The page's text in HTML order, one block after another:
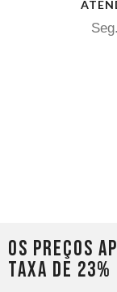
Os preços
taxa de 23%